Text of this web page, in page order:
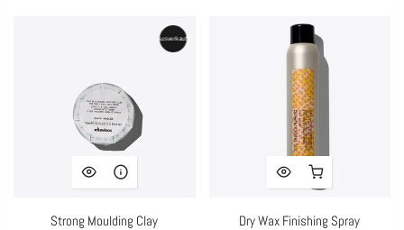
Ausverkauft
Strong Moulding Clay Dry Wax Finishing Spray